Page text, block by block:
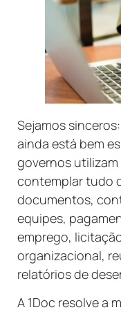
Sejamos
ainda está bem
governos
contemplar tudo
documentos,
equipes,
emprego,
organizacional,
relatórios de
A 1Doc resolve a